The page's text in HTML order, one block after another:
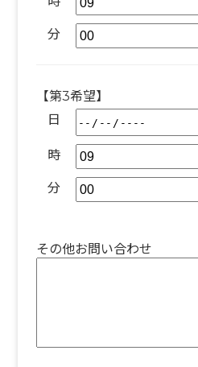
分
【第3希望】
日
時
分
その他お問い合わせ